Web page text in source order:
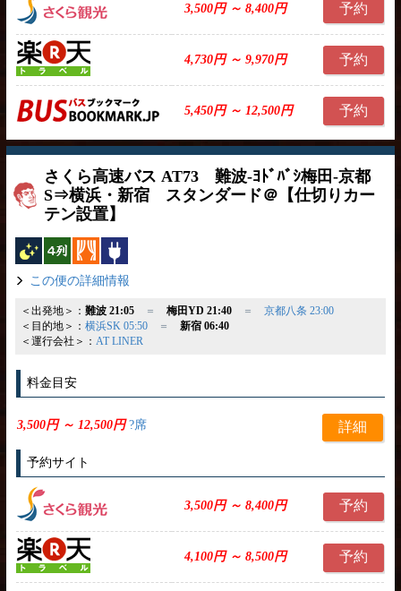
3,500円 ～ 8,400円 予約
4,730円 ～ 9,970円 予約
5,450円 ～ 12,500円 予約
さくら高速バス AT73 難波-ﾖﾄﾞﾊﾞｼ梅田-京都
S⇒横浜・新宿 スタンダード＠【仕切りカー
テン設置】
夜行バス
横4列 カーテン
この便の詳細情報
＜出発地＞： 難波 21:05＝ 梅田YD 21:40＝ 京都八条 23:00
＜目的地＞： 横浜SK 05:50＝ 新宿 06:40
＜運行会社＞： AT LINER
料金目安
3,500円 ～ 12,500円?席 詳細
予約サイト
3,500円 ～ 8,400円 予約
4,100円 ～ 8,500円 予約